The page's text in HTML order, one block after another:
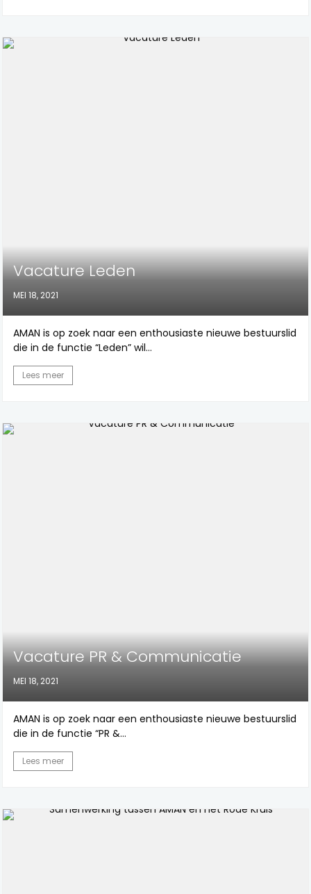
Vacature Leden
MEI 18, 2021
AMAN is op zoek naar een enthousiaste nieuwe bestuurslid
die in de functie “Leden” wil...
Lees meer
Vacature PR & Communicatie
MEI 18, 2021
AMAN is op zoek naar een enthousiaste nieuwe bestuurslid
die in de functie “PR &...
Lees meer